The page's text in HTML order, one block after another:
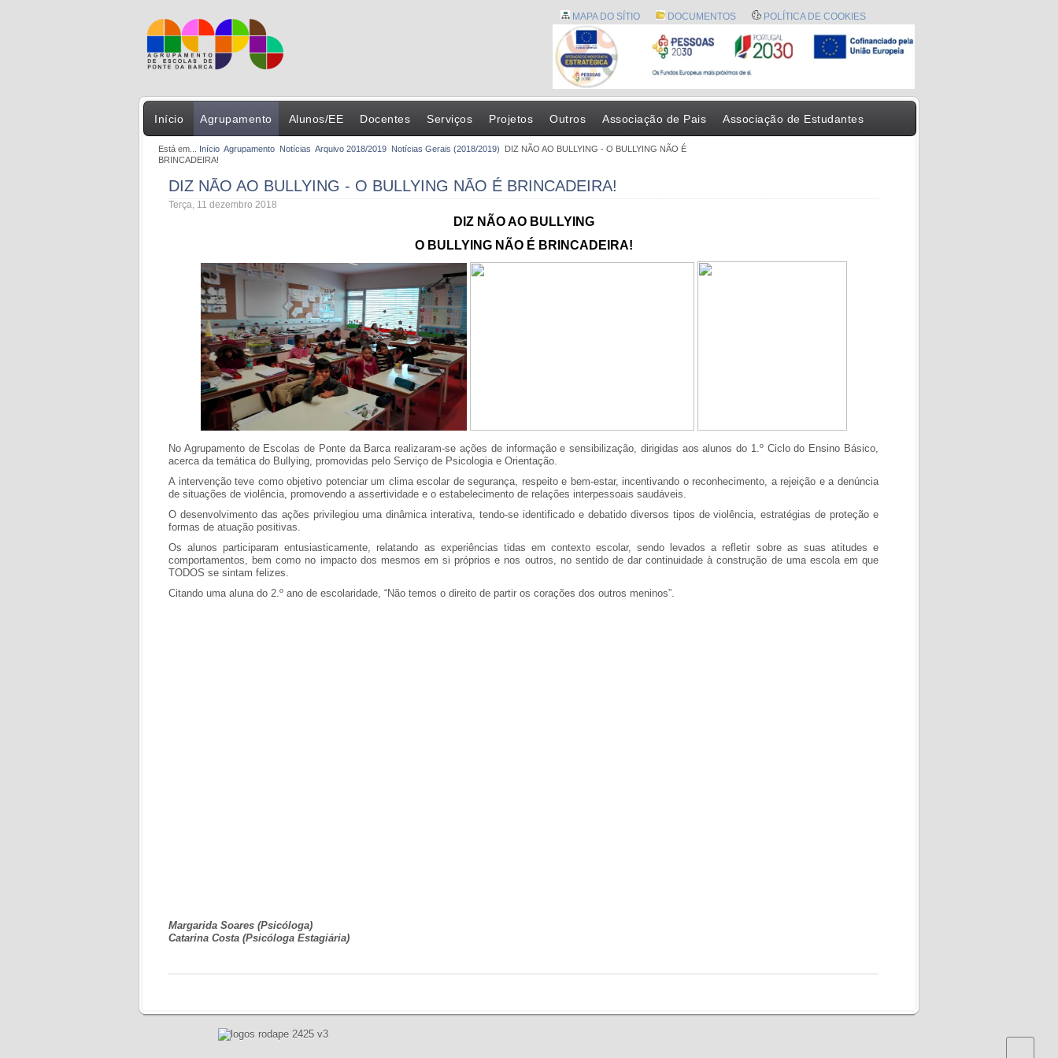
MAPA DO SÍTIO DOCUMENTOS POLÍTICA DE COOKIES
Início Agrupamento Alunos/EE Docentes Serviços Projetos Outros Associação de Pais Associação de Estudantes
Está em... Início Agrupamento Notícias Arquivo 2018/2019 Notícias Gerais (2018/2019)
DIZ NÃO AO BULLYING - O BULLYING NÃO É
BRINCADEIRA!
DIZ NÃO AO BULLYING - O BULLYING NÃO É BRINCADEIRA!
Terça, 11 dezembro 2018
DIZ NÃO AO BULLYING
O BULLYING NÃO É BRINCADEIRA!
No Agrupamento de Escolas de Ponte da Barca realizaram-se ações de informação e sensibilização, dirigidas aos alunos do 1.º Ciclo do Ensino Básico,
acerca da temática do Bullying, promovidas pelo Serviço de Psicologia e Orientação.
A intervenção teve como objetivo potenciar um clima escolar de segurança, respeito e bem-estar, incentivando o reconhecimento, a rejeição e a denúncia
de situações de violência, promovendo a assertividade e o estabelecimento de relações interpessoais saudáveis.
O desenvolvimento das ações privilegiou uma dinâmica interativa, tendo-se identificado e debatido diversos tipos de violência, estratégias de proteção e
formas de atuação positivas.
Os alunos participaram entusiasticamente, relatando as experiências tidas em contexto escolar, sendo levados a refletir sobre as suas atitudes e
comportamentos, bem como no impacto dos mesmos em si próprios e nos outros, no sentido de dar continuidade à construção de uma escola em que
TODOS se sintam felizes.
Citando uma aluna do 2.º ano de escolaridade, “Não temos o direito de partir os corações dos outros meninos”.
Margarida Soares (Psicóloga)
Catarina Costa (Psicóloga Estagiária)